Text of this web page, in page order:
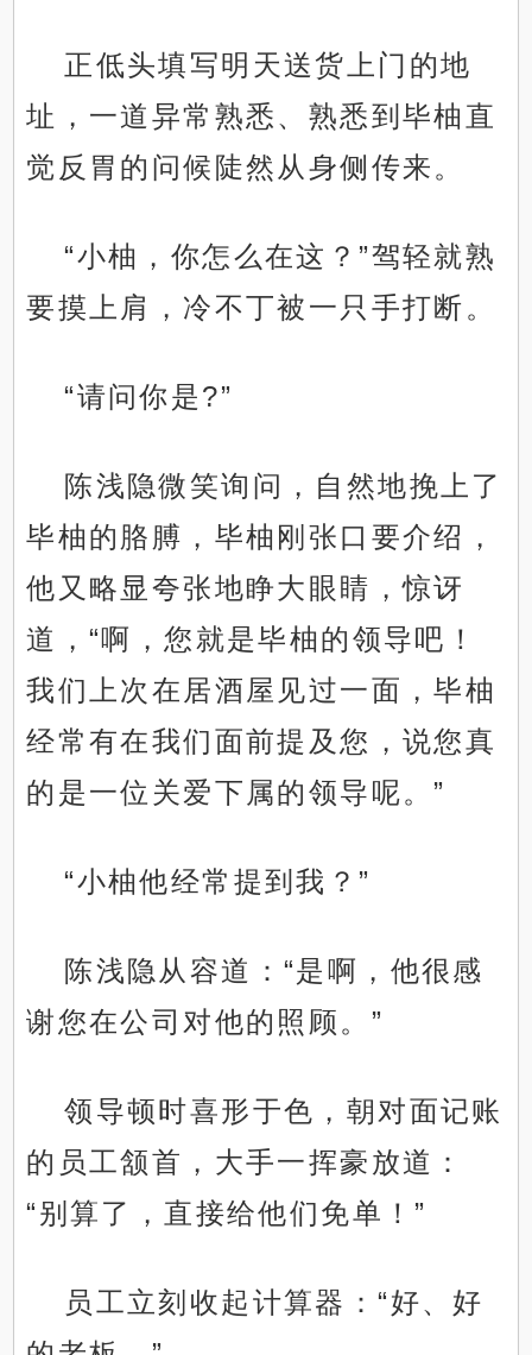
正低头填写明天送货上门的地
址，一道异常熟悉、熟悉到毕柚直
觉反胃的问候陡然从身侧传来。
“小柚，你怎么在这？”驾轻就熟
要摸上肩，冷不丁被一只手打断。
“请问你是?”
陈浅隐微笑询问，自然地挽上了
毕柚的胳膊，毕柚刚张口要介绍，
他又略显夸张地睁大眼睛，惊讶
道，“啊，您就是毕柚的领导吧！
我们上次在居酒屋见过一面，毕柚
经常有在我们面前提及您，说您真
的是一位关爱下属的领导呢。”
“小柚他经常提到我？”
陈浅隐从容道：“是啊，他很感
谢您在公司对他的照顾。”
领导顿时喜形于色，朝对面记账
的员工颔首，大手一挥豪放道：
“别算了，直接给他们免单！”
员工立刻收起计算器：“好、好